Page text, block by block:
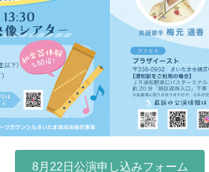
8月22日公演申し込みフォーム